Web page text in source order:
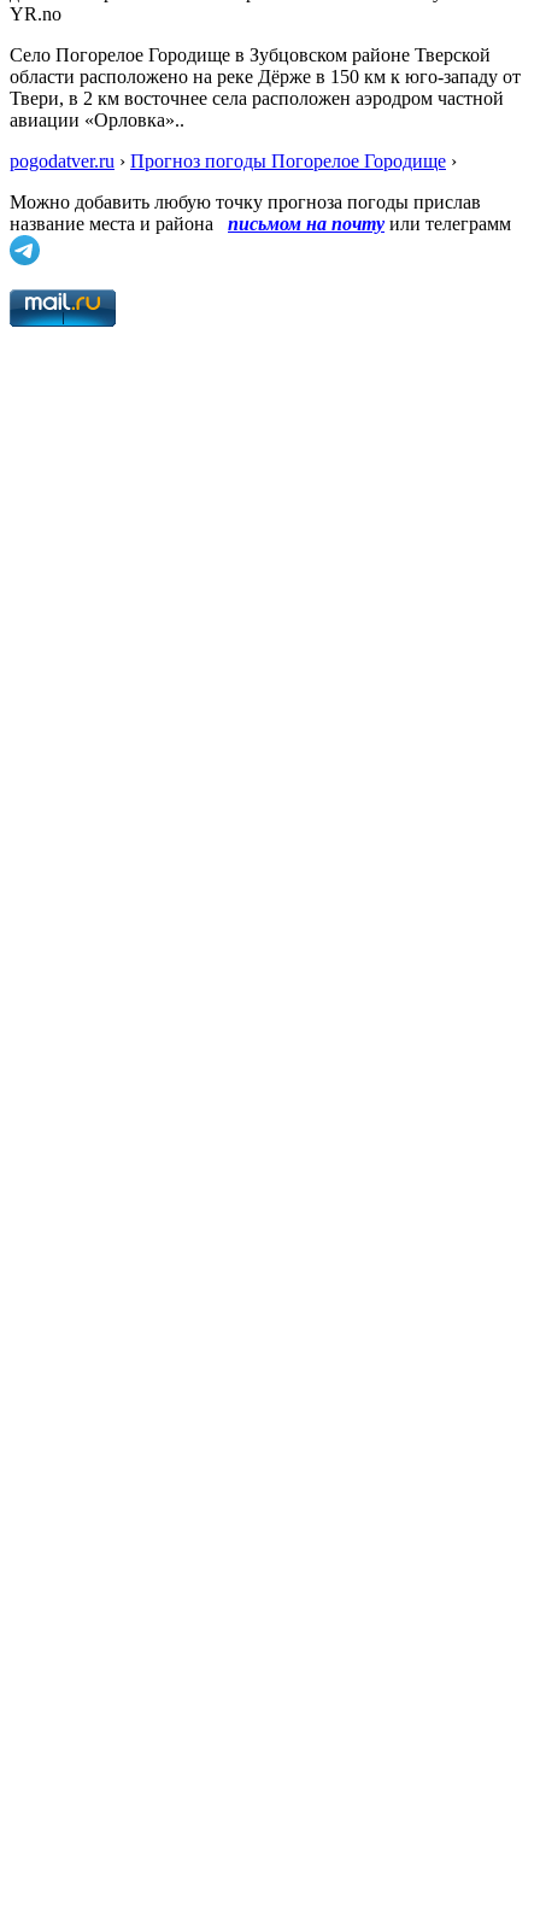
YR.no
Село Погорелое Городище в Зубцовском районе Тверской
области расположено на реке Дёрже в 150 км к юго-западу от
Твери, в 2 км восточнее села расположен аэродром частной
авиации «Орловка»..
pogodatver.ru › Прогноз погоды Погорелое Городище ›
Можно добавить любую точку прогноза погоды прислав
название места и района
письмом на почту или телеграмм